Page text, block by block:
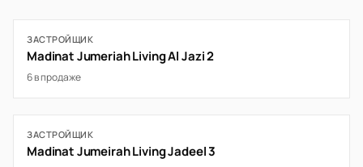
ЗАСТРОЙЩИК
Madinat Jumeriah Living Al Jazi 2
6 в продаже
ЗАСТРОЙЩИК
Madinat Jumeirah Living Jadeel 3